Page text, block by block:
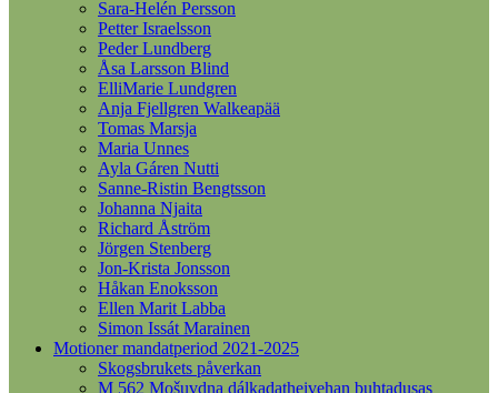
Sara-Helén Persson
Petter Israelsson
Peder Lundberg
Åsa Larsson Blind
ElliMarie Lundgren
Anja Fjellgren Walkeapää
Tomas Marsja
Maria Unnes
Ayla Gáren Nutti
Sanne-Ristin Bengtsson
Johanna Njaita
Richard Åström
Jörgen Stenberg
Jon-Krista Jonsson
Håkan Enoksson
Ellen Marit Labba
Simon Issát Marainen
Motioner mandatperiod 2021-2025
Skogsbrukets påverkan
M 562 Mošuvdna dálkadatheivehan buhtadusas